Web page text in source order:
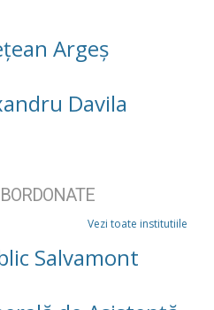
Argeș
Davila
Vezi toate institutiile
Salvamont